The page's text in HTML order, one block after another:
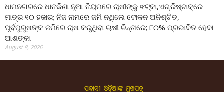
ଧାମନଗରରେ ଧାନକିଣା ନୂଆ ନିୟମରେ ଚାଷୀଙ୍କୁ ଝଟ୍‌କା,ଏଗ୍ରିଷ୍ଟାକ୍‌ରେ
ମାତ୍ର ୧୦ ହଜାର; ନିଜ ନାମରେ ଜମି ନଥିଲେ ଟୋକନ ଅନିଶ୍ଚିତ,
ପୂର୍ବପୁରୁଷଙ୍କ ଜମିରେ ଚାଷ କରୁଥିବା ଚାଷୀ ଚିନ୍ତାରେ; ୮୦% ପ୍ରଭାବିତ ହେବା
ଆଶଙ୍କା
August 8, 2026